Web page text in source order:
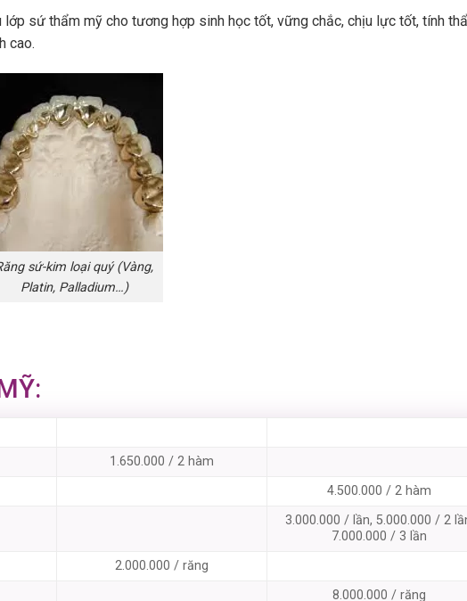
sứ thẩm mỹ cho tương hợp sinh học tốt, vững chắc, chịu lực tốt, tính
cao.
sứ-kim loại quý (Vàng,
Platin, Palladium…)
1.650.000 / 2 hàm
4.500.000 / 2 hàm
3.000.000 / lần, 5.000.000 / 2
7.000.000 / 3 lần
2.000.000 / răng
8.000.000 / răng